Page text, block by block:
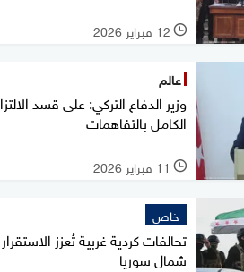
l 12 فبراير 2026
عالم
وزير الدفاع التركي: على قسد
الكامل بالتفاهمات
l 11 فبراير 2026
خاص
تحالفات كردية غربية تُعزز
شمال سوريا